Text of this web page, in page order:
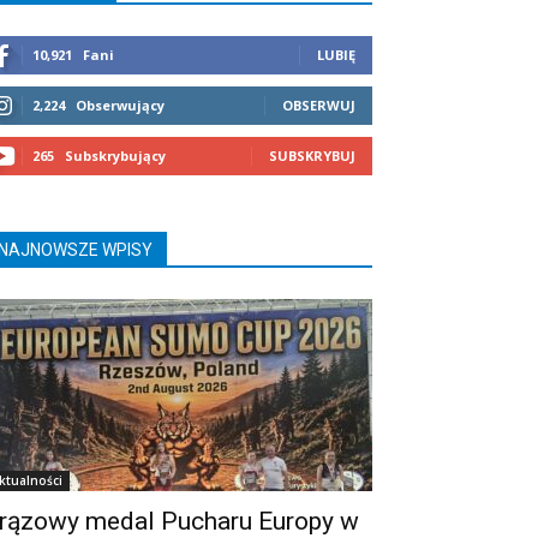
10,921 Fani LUBIĘ
2,224 Obserwujący OBSERWUJ
265 Subskrybujący SUBSKRYBUJ
WPISY
medal Pucharu Europy w